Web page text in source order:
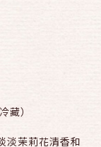
藏）
淡茉莉花清香和